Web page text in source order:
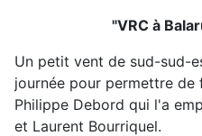
"VRC à
Un petit vent de sud-sud-
journée pour permettre de
Philippe Debord qui l'a
et Laurent Bourriquel.